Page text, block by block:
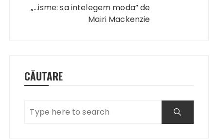
„…isme: sa intelegem moda” de
Mairi Mackenzie
CĂUTARE